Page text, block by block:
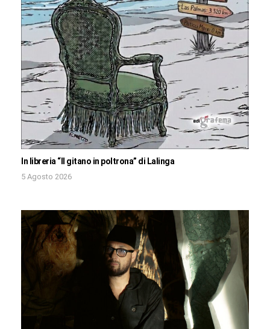
In libreria “Il gitano in poltrona” di Lalinga
5 Agosto 2026